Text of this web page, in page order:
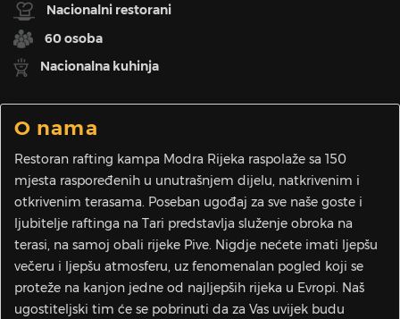
Nacionalni restorani
60 osoba
Nacionalna kuhinja
O nama
Restoran rafting kampa Modra Rijeka raspolaže sa 150
mjesta raspoređenih u unutrašnjem dijelu, natkrivenim i
otkrivenim terasama. Poseban ugođaj za sve naše goste i
ljubitelje raftinga na Tari predstavlja služenje obroka na
terasi, na samoj obali rijeke Pive. Nigdje nećete imati ljepšu
večeru i ljepšu atmosferu, uz fenomenalan pogled koji se
proteže na kanjon jedne od najljepših rijeka u Evropi. Naš
ugostiteljski tim će se pobrinuti da za Vas uvijek budu